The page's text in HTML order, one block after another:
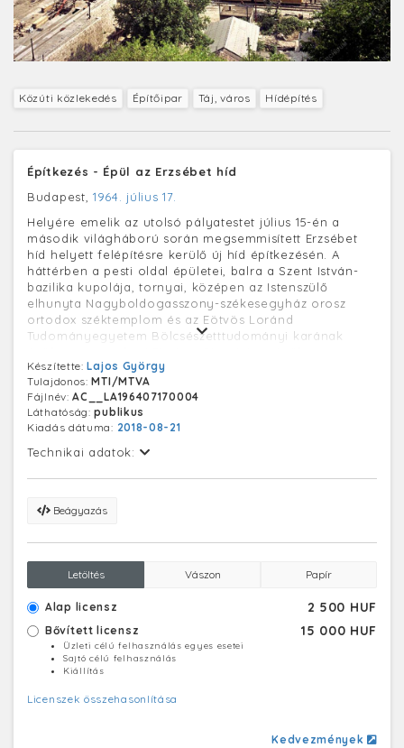
Közúti közlekedés Építőipar Táj, város Hídépítés
Építkezés - Épül az Erzsébet híd
Budapest, 1964. július 17.
Helyére emelik az utolsó pályatestet július 15-én a
második világháború során megsemmisített Erzsébet
híd helyett felépítésre kerülő új híd építkezésén. A
háttérben a pesti oldal épületei, balra a Szent István-
bazilika kupolája, tornyai, középen az Istenszülő
elhunyta Nagyboldogasszony-székesegyház orosz
ortodox széktemplom és az Eötvös Loránd
Tudományegyetem Bölcsészetttudományi karának
Készítette:Lajos György
Tulajdonos:MTI/MTVA
Fájlnév:AC__LA196407170004
Láthatóság:publikus
Kiadás dátuma: 2018-08-21
Technikai adatok:
Beágyazás
Letöltés Vászon Papír
Alap licensz 2 500 HUF
Bővített licensz 15 000 HUF
Üzleti célú felhasználás egyes esetei
Sajtó célú felhasználás
Kiállítás
Licenszek összehasonlítása
Kedvezmények